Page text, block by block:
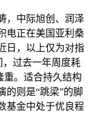
中际旭创、润泽
电正在美国亚利桑
日，以上仅为对指
过去一年周度耗
重。适合持久结构
的则是“跳梁”的脚
基金中处于优良程